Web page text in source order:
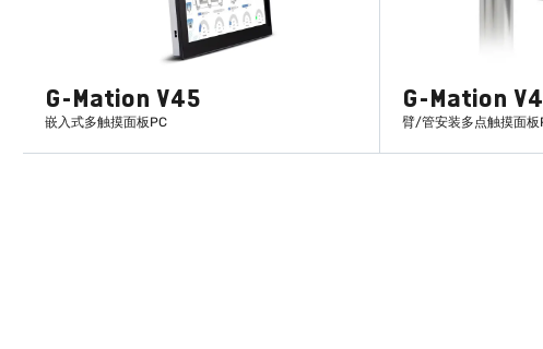
G-Mation V45
嵌入式多触摸面板PC
G-Mation
臂/管安装多点触摸面板